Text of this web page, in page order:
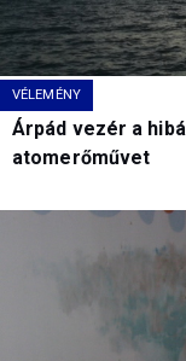
VÉLEMÉNY
Árpád vezér a
atomerőművet